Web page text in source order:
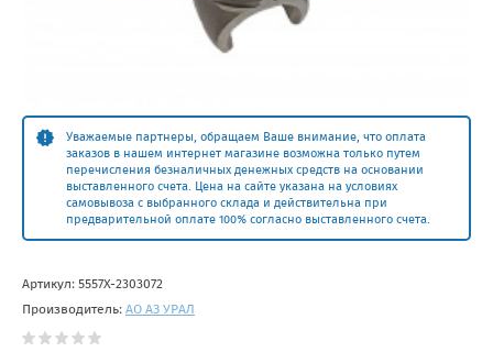
Уважаемые партнеры, обращаем Ваше внимание, что оплата
заказов в нашем интернет магазине возможна только путем
перечисления безналичных денежных средств на основании
выставленного счета. Цена на сайте указана на условиях
самовывоза с выбранного склада и действительна при
предварительной оплате 100% согласно выставленного счета.
Артикул: 5557Х-2303072
Производитель: АО АЗ УРАЛ